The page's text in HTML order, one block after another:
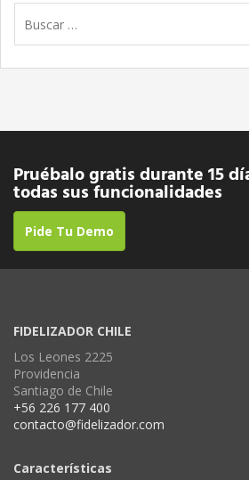
Pruébalo gratis durante 15
todas sus funcionalidades
Pide Tu Demo
FIDELIZADOR CHILE
Los Leones 2225
Providencia
Santiago de Chile
+56 226 177 400
contacto@fidelizador.com
Características